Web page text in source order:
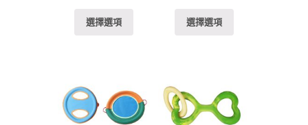
選擇選項 選擇選項